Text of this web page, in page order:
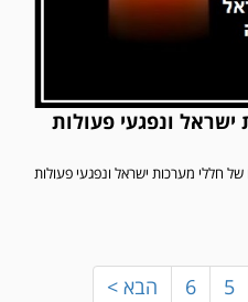
ישראל ונפגעי פעולות
של חללי מערכות ישראל ונפגעי פעולות
5
6 הבא >
קרית מלאכי את עירוני אשדוד 5-0.